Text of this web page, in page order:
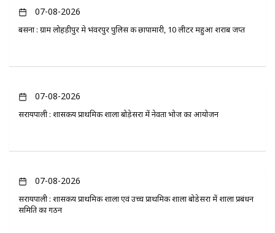
07-08-2026
बसना : ग्राम लोहड़ीपुर मे भंवरपुर पुलिस की छापामारी, 10 लीटर महुआ शराब जप्त
07-08-2026
सरायपाली : शासकीय प्राथमिक शाला बोड़ेसरा में नेवता भोज का आयोजन
07-08-2026
सरायपाली : शासकीय प्राथमिक शाला एवं उच्च प्राथमिक शाला बोडेसरा में शाला प्रबंधन
समिति का गठन